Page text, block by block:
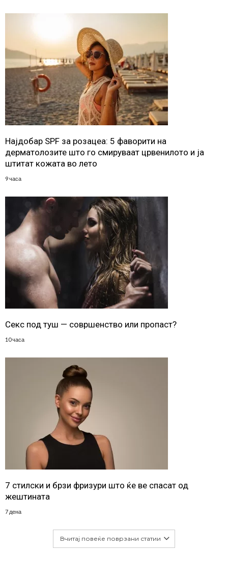
Најдобар SPF за розацеа: 5 фаворити на
дерматолозите што го смируваат црвенилото и ја
штитат кожата во лето
9 часа
Секс под туш — совршенство или пропаст?
10 часа
7 стилски и брзи фризури што ќе ве спасат од
жештината
7 дена
Вчитај повеќе поврзани статии